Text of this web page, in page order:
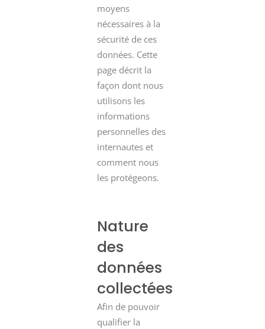
moyens
nécessaires à la
sécurité de ces
données. Cette
page décrit la
façon dont nous
utilisons les
informations
personnelles des
internautes et
comment nous
les protégeons.
Nature
des
données
collectées
Afin de pouvoir
qualifier la